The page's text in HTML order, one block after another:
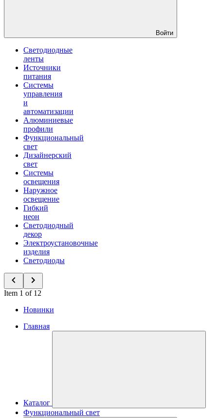
Войти
Светодиодные
ленты
Источники
питания
Системы
управления
и
автоматизации
Алюминиевые
профили
Функциональный
свет
Дизайнерский
свет
Системы
освещения
Наружное
освещение
Гибкий
неон
Светодиодный
декор
Электроустановочные
изделия
Светодиоды
Item 1 of 12
Новинки
Главная
Каталог
Функциональный свет